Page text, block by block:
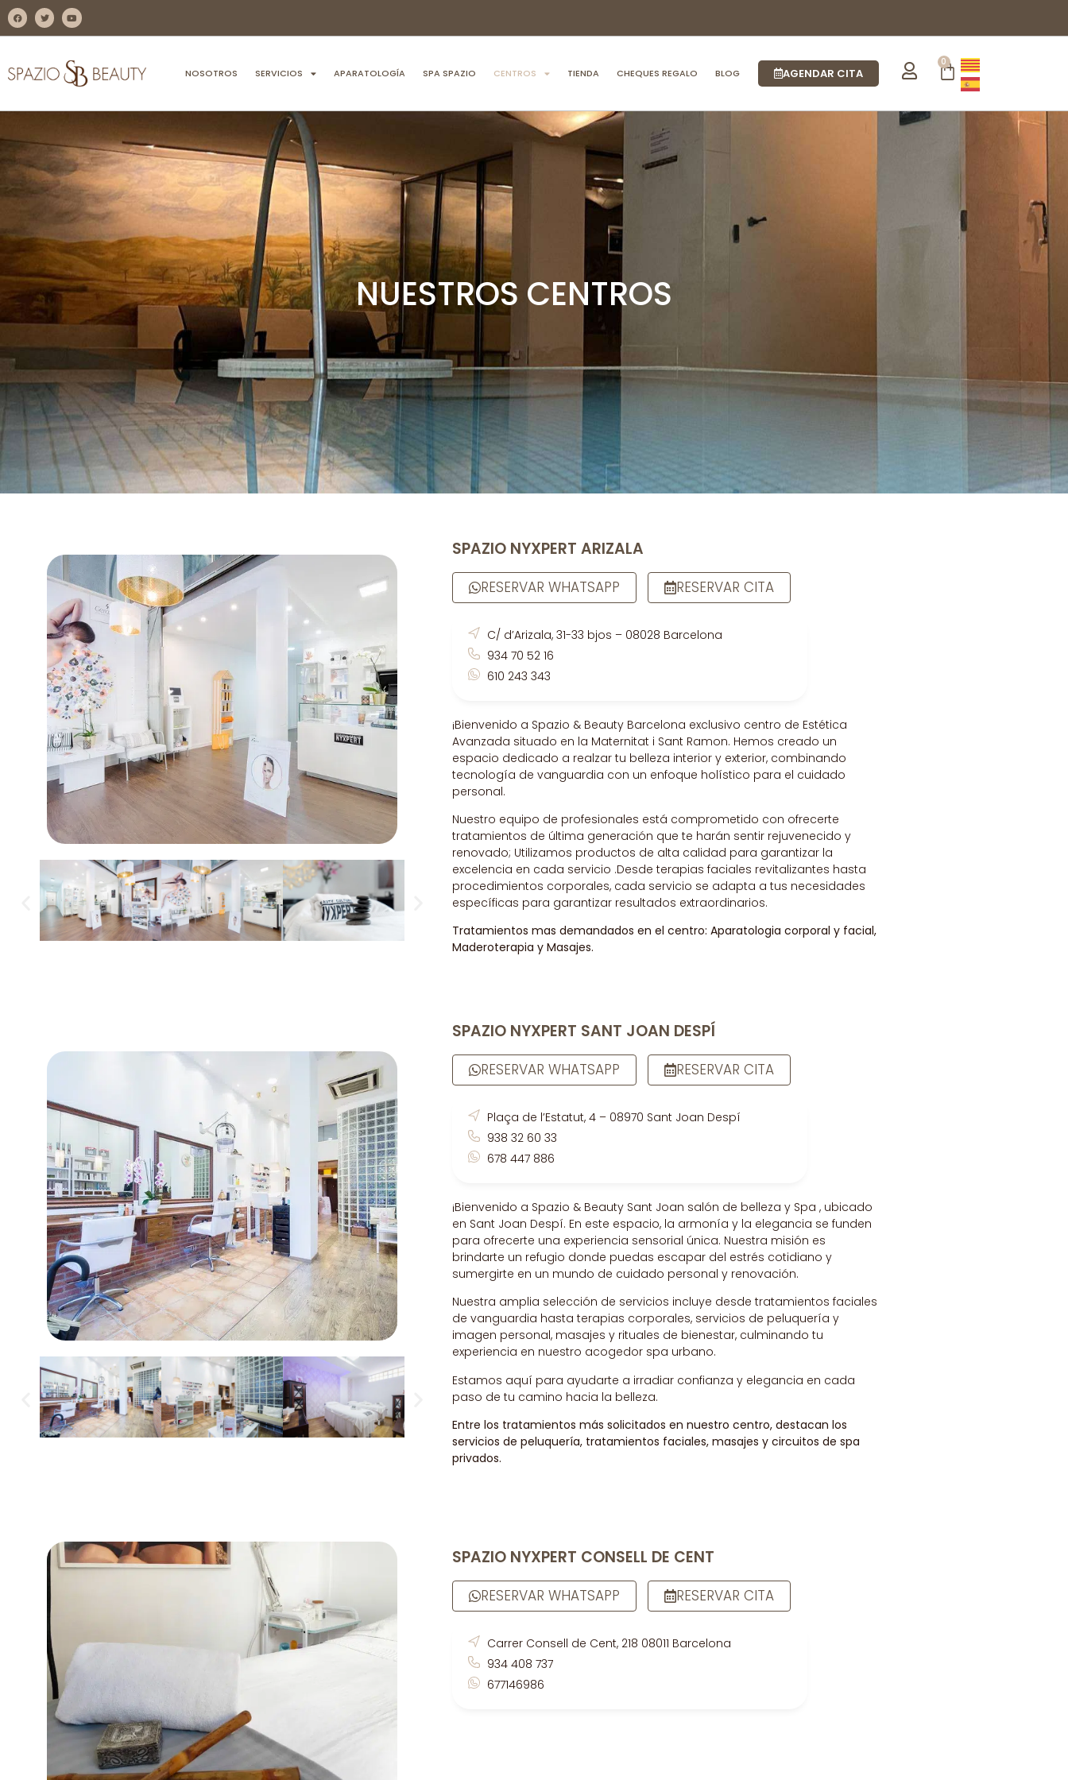
NOSOTROS SERVICIOS APARATOLOGÍA SPA SPAZIO CENTROS TIENDA CHEQUES REGALO BLOG AGENDAR CITA
0
NUESTROS CENTROS
SPAZIO NYXPERT ARIZALA
RESERVAR WHATSAPP RESERVAR CITA
C/ d’Arizala, 31-33 bjos – 08028 Barcelona
934 70 52 16
610 243 343
¡Bienvenido a Spazio & Beauty Barcelona exclusivo centro de Estética
Avanzada situado en la Maternitat i Sant Ramon. Hemos creado un
espacio dedicado a realzar tu belleza interior y exterior, combinando
tecnología de vanguardia con un enfoque holístico para el cuidado
personal.
Nuestro equipo de profesionales está comprometido con ofrecerte
tratamientos de última generación que te harán sentir rejuvenecido y
renovado; Utilizamos productos de alta calidad para garantizar la
excelencia en cada servicio .Desde terapias faciales revitalizantes hasta
procedimientos corporales, cada servicio se adapta a tus necesidades
específicas para garantizar resultados extraordinarios.
Tratamientos mas demandados en el centro: Aparatologia corporal y facial,
Maderoterapia y Masajes.
SPAZIO NYXPERT SANT JOAN DESPÍ
RESERVAR WHATSAPP RESERVAR CITA
Plaça de l’Estatut, 4 – 08970 Sant Joan Despí
938 32 60 33
678 447 886
¡Bienvenido a Spazio & Beauty Sant Joan salón de belleza y Spa , ubicado
en Sant Joan Despí. En este espacio, la armonía y la elegancia se funden
para ofrecerte una experiencia sensorial única. Nuestra misión es
brindarte un refugio donde puedas escapar del estrés cotidiano y
sumergirte en un mundo de cuidado personal y renovación.
Nuestra amplia selección de servicios incluye desde tratamientos faciales
de vanguardia hasta terapias corporales, servicios de peluquería y
imagen personal, masajes y rituales de bienestar, culminando tu
experiencia en nuestro acogedor spa urbano.
Estamos aquí para ayudarte a irradiar confianza y elegancia en cada
paso de tu camino hacia la belleza.
Entre los tratamientos más solicitados en nuestro centro, destacan los
servicios de peluquería, tratamientos faciales, masajes y circuitos de spa
privados.
SPAZIO NYXPERT CONSELL DE CENT
RESERVAR WHATSAPP RESERVAR CITA
Carrer Consell de Cent, 218 08011 Barcelona
934 408 737
677146986